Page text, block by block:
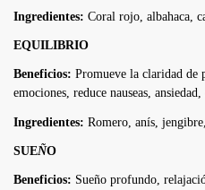
Ingredientes: Coral rojo, albahaca,
EQUILIBRIO
Beneficios: Promueve la claridad de
emociones, reduce nauseas,
Ingredientes: Romero, anís,
SUEÑO
Beneficios: Sueño profundo,